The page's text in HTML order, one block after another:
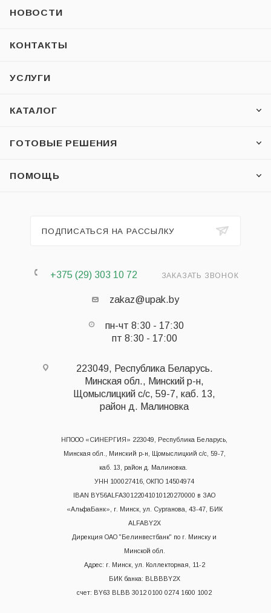
НОВОСТИ
КОНТАКТЫ
УСЛУГИ
КАТАЛОГ
ГОТОВЫЕ РЕШЕНИЯ
ПОМОЩЬ
ПОДПИСАТЬСЯ НА РАССЫЛКУ
+375 (29) 303 10 72 ЗАКАЗАТЬ ЗВОНОК
zakaz@upak.by
пн-чт 8:30 - 17:30
пт 8:30 - 17:00
223049, Республика Беларусь.
Минская обл., Минский р-н,
Щомыслицкий с/с, 59-7, каб. 13,
район д. Малиновка
НПООО «СИНЕРГИЯ» 223049, Республика Беларусь,
Минская обл., Минский р-н, Щомыслицкий с/с, 59-7,
каб. 13, район д. Малиновка.
УНН 100027416, ОКПО 14504974
IBAN BY56ALFA30122041010120270000 в ЗАО
«АльфаБанк», г. Минск, ул. Сурганова, 43-47, БИК
ALFABY2X
Дирекция ОАО "Белинвестбанк" по г. Минску и
Минской обл.
Адрес: г. Минск, ул. Коллекторная, 11-2
БИК банка: BLBBBY2X
счет: BY63 BLBB 3012 0100 0274 1600 1002